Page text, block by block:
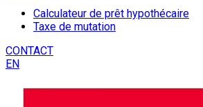
Calculateur de prêt hypothécaire
Taxe de mutation
CONTACT
EN